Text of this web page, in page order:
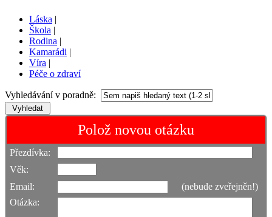
Láska |
Škola |
Rodina |
Kamarádi |
Víra |
Péče o zdraví
Vyhledávání v poradně:
Polož novou otázku
Přezdívka:
Věk:
Email:
(nebude zveřejněn!)
Otázka: